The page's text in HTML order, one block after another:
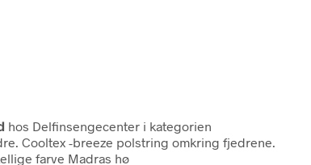
hos Delfinsengecenter i kategorien
Cooltex -breeze polstring omkring fjedrene.
farve Madras hø